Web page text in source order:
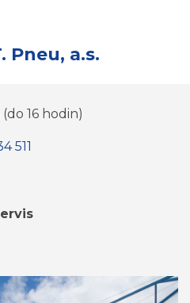
Pneu, a.s.
(do 16 hodin)
511
JSOU ZDE